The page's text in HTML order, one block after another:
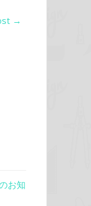
→
お知